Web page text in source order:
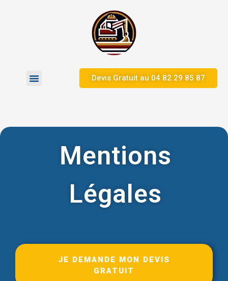
Devis Gratuit au 04 82 29 85 87
Mentions
Légales
JE DEMANDE MON DEVIS
GRATUIT